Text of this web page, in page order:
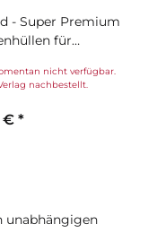
- Super Premium
für
nicht verfügbar.
nachbestellt.
€ *
unabhängigen